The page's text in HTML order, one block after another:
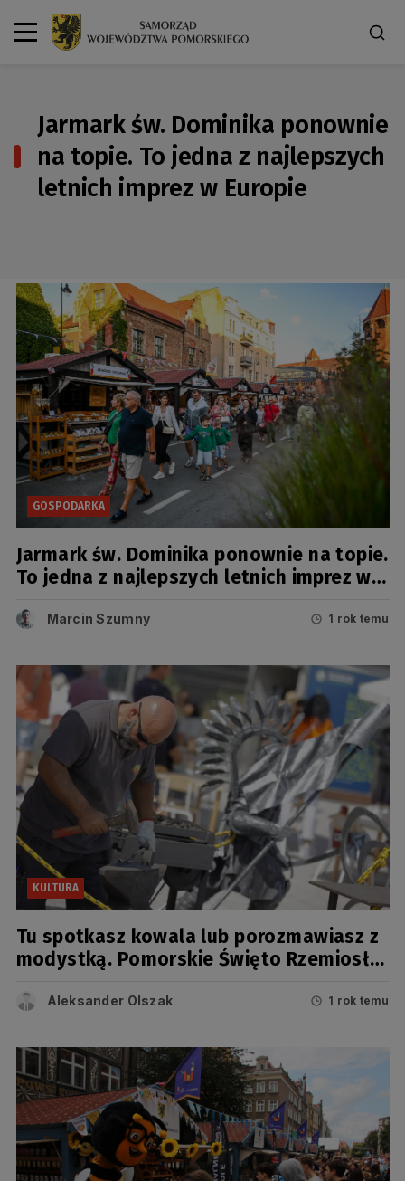
Jarmark św. Dominika ponownie
na topie. To jedna z najlepszych
letnich imprez w Europie
GOSPODARKA
Jarmark św. Dominika ponownie na topie.
To jedna z najlepszych letnich imprez w
Marcin Szumny 1 rok temu
KULTURA
Tu spotkasz kowala lub porozmawiasz z
modystką. Pomorskie Święto Rzemiosła
Aleksander Olszak 1 rok temu